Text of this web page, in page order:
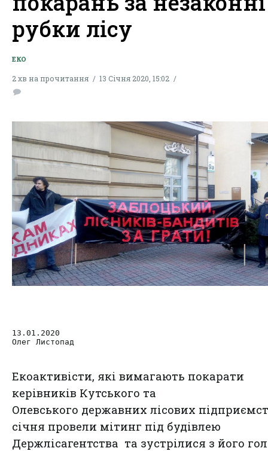
рубки лісу
ЕКО
2 хв на прочитання 13 Січня 2020, 15:02
13.01.2020
Олег Листопад
Екоактивісти, які вимагають покарати
керівників Кутського та
Олевського державних лісових
січня провели мітинг під будівлею
Держлісагентства та зустрілися з його